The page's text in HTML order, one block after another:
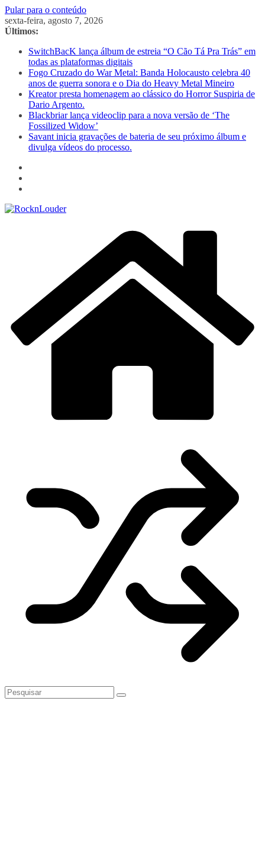
Pular para o conteúdo
sexta-feira, agosto 7, 2026
Últimos:
SwitchBacK lança álbum de estreia “O Cão Tá Pra Trás” em
todas as plataformas digitais
Fogo Cruzado do War Metal: Banda Holocausto celebra 40
anos de guerra sonora e o Dia do Heavy Metal Mineiro
Kreator presta homenagem ao clássico do Horror Suspiria de
Dario Argento.
Blackbriar lança videoclip para a nova versão de ‘The
Fossilized Widow’
Savant inicia gravações de bateria de seu próximo álbum e
divulga vídeos do processo.